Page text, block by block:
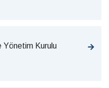
Yönetim Kurulu